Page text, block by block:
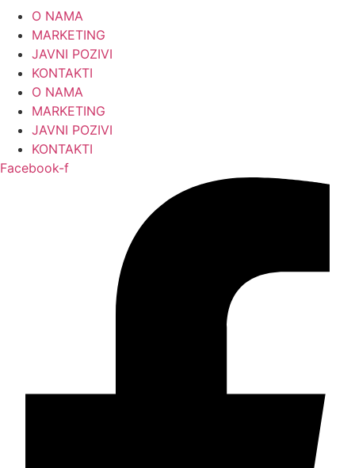
Skip
content
O NAMA
MARKETING
JAVNI POZIVI
KONTAKTI
O NAMA
MARKETING
JAVNI POZIVI
KONTAKTI
Facebook-f